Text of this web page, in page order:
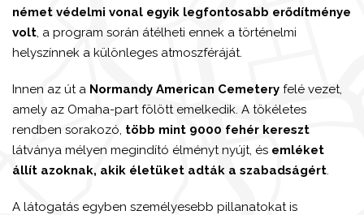
német védelmi vonal egyik legfontosabb erődítménye
volt , a program során átélheti ennek a történelmi
helyszínnek a különleges atmoszféráját.
Innen az út a Normandy American Cemetery felé vezet,
amely az Omaha-part fölött emelkedik. A tökéletes
rendben sorakozó, több mint 9000 fehér kereszt
látványa mélyen megindító élményt nyújt, és emléket
állít azoknak, akik életüket adták a szabadságért
A látogatás egyben személyesebb pillanatokat is